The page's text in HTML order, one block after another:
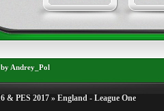
Andrey_Pol
& PES 2017 » England - League One